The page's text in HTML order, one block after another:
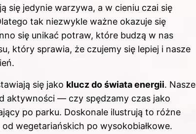
się jedynie warzywa, a w cieniu czai się
tak niezwykle ważne okazuje się
się unikać potraw, które budzą w nas
który sprawia, że czujemy się lepiej i nasze
się jako klucz do świata energii. Nasze
aktywności — czy spędzamy czas jako
po parku. Doskonale ilustrują to różne
wegetariańskich po wysokobiałkowe.